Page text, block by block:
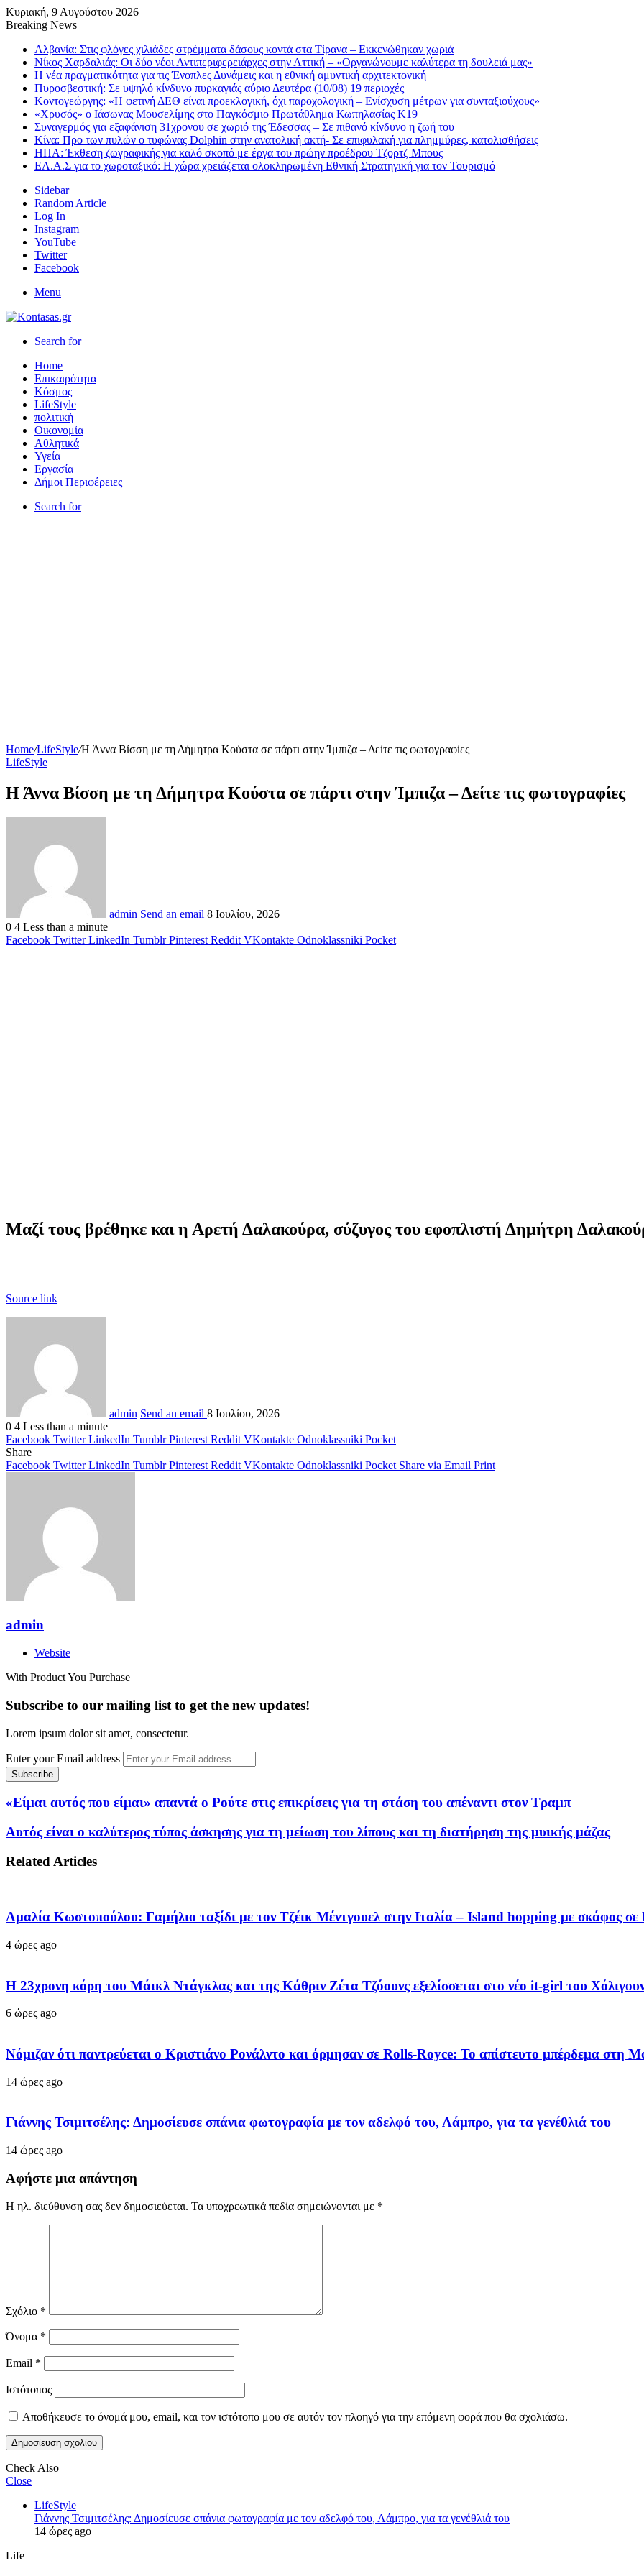
Κυριακή, 9 Αυγούστου 2026
Breaking News
Αλβανία: Στις φλόγες χιλιάδες στρέμματα δάσους κοντά στα Τίρανα – Εκκενώθηκαν χωριά
Νίκος Χαρδαλιάς: Οι δύο νέοι Αντιπεριφερειάρχες στην Αττική – «Οργανώνουμε καλύτερα τη δουλειά μας»
Η νέα πραγματικότητα για τις Ένοπλες Δυνάμεις και η εθνική αμυντική αρχιτεκτονική
Πυροσβεστική: Σε υψηλό κίνδυνο πυρκαγιάς αύριο Δευτέρα (10/08) 19 περιοχές
Κοντογεώργης: «Η φετινή ΔΕΘ είναι προεκλογική, όχι παροχολογική – Ενίσχυση μέτρων για συνταξιούχους»
«Χρυσός» ο Ιάσωνας Μουσελίμης στο Παγκόσμιο Πρωτάθλημα Κωπηλασίας Κ19
Συναγερμός για εξαφάνιση 31χρονου σε χωριό της Έδεσσας – Σε πιθανό κίνδυνο η ζωή του
Κίνα: Προ των πυλών ο τυφώνας Dolphin στην ανατολική ακτή- Σε επιφυλακή για πλημμύρες, κατολισθήσεις
ΗΠΑ: Έκθεση ζωγραφικής για καλό σκοπό με έργα του πρώην προέδρου Τζορτζ Μπους
ΕΛ.Α.Σ για το χωροταξικό: Η χώρα χρειάζεται ολοκληρωμένη Εθνική Στρατηγική για τον Τουρισμό
Sidebar
Random Article
Log In
Instagram
YouTube
Twitter
Facebook
Menu
Search for
Home
Επικαιρότητα
Κόσμος
LifeStyle
πολιτική
Οικονομία
Αθλητικά
Υγεία
Εργασία
Δήμοι Περιφέρειες
Search for
Home/LifeStyle/Η Άννα Βίσση με τη Δήμητρα Κούστα σε πάρτι στην Ίμπιζα – Δείτε τις φωτογραφίες
LifeStyle
Η Άννα Βίσση με τη Δήμητρα Κούστα σε πάρτι στην Ίμπιζα – Δείτε τις φωτογραφίες
admin Send an email 8 Ιουλίου, 2026
0 4 Less than a minute
Facebook Twitter LinkedIn Tumblr Pinterest Reddit VKontakte Odnoklassniki Pocket
Μαζί τους βρέθηκε και η Αρετή Δαλακούρα, σύζυγος του εφοπλιστή Δημήτρη
Source link
admin Send an email 8 Ιουλίου, 2026
0 4 Less than a minute
Facebook Twitter LinkedIn Tumblr Pinterest Reddit VKontakte Odnoklassniki Pocket
Share
Facebook Twitter LinkedIn Tumblr Pinterest Reddit VKontakte Odnoklassniki Pocket Share via Email Print
admin
Website
With Product You Purchase
Subscribe to our mailing list to get the new updates!
Lorem ipsum dolor sit amet, consectetur.
Enter your Email address
«Είμαι αυτός που είμαι» απαντά ο Ρούτε στις επικρίσεις για τη στάση του απέναντι στον Τραμπ
Αυτός είναι ο καλύτερος τύπος άσκησης για τη μείωση του λίπους και τη διατήρηση της μυικής μάζας
Related Articles
Αμαλία Κωστοπούλου: Γαμήλιο ταξίδι με τον Τζέικ Μέντγουελ στην Ιταλία – Island hopping με σκάφος σε
4 ώρες ago
Η 23χρονη κόρη τoυ Μάικλ Ντάγκλας και της Κάθριν Ζέτα Τζόουνς εξελίσσεται στο νέο it-girl του
6 ώρες ago
Νόμιζαν ότι παντρεύεται ο Κριστιάνο Ρονάλντο και όρμησαν σε Rolls-Royce: Το απίστευτο μπέρδεμα στη
14 ώρες ago
Γιάννης Τσιμιτσέλης: Δημοσίευσε σπάνια φωτογραφία με τον αδελφό του, Λάμπρο, για τα γενέθλιά του
14 ώρες ago
Αφήστε μια απάντηση
Η ηλ. διεύθυνση σας δεν δημοσιεύεται. Τα υποχρεωτικά πεδία σημειώνονται με *
Σχόλιο *
Όνομα *
Email *
Ιστότοπος
Αποθήκευσε το όνομά μου, email, και τον ιστότοπο μου σε αυτόν τον πλοηγό για την επόμενη φορά που θα σχολιάσω.
Check Also
Close
LifeStyle
Γιάννης Τσιμιτσέλης: Δημοσίευσε σπάνια φωτογραφία με τον αδελφό του, Λάμπρο, για τα γενέθλιά του
14 ώρες ago
Life